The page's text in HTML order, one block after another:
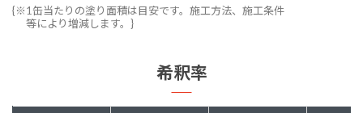
{※1缶当たりの塗り面積は目安です。施工方法、施工条件
等により増減します。}
希釈率